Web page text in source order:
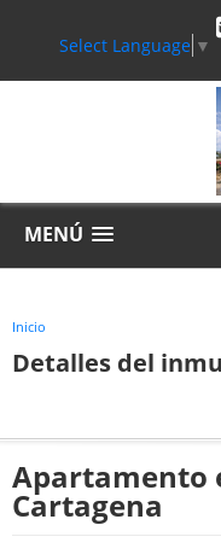
Select Language ▼
MENÚ
Inicio
Detalles del
Apartamento
Cartagena